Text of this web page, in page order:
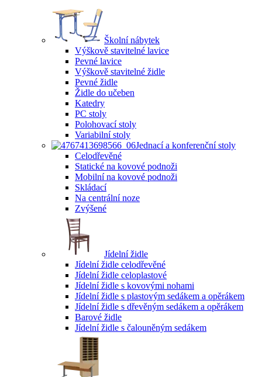
Školní nábytek
Výškově stavitelné lavice
Pevné lavice
Výškově stavitelné židle
Pevné židle
Židle do učeben
Katedry
PC stoly
Polohovací stoly
Variabilní stoly
Jednací a konferenční stoly
Celodřevěné
Statické na kovové podnoži
Mobilní na kovové podnoži
Skládací
Na centrální noze
Zvýšené
Jídelní židle
Jídelní židle celodřevěné
Jídelní židle celoplastové
Jídelní židle s kovovými nohami
Jídelní židle s plastovým sedákem a opěrákem
Jídelní židle s dřevěným sedákem a opěrákem
Barové židle
Jídelní židle s čalouněným sedákem